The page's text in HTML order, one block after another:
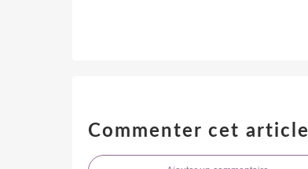
Commenter cet article